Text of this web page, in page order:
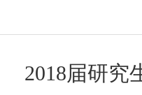
2018届研究